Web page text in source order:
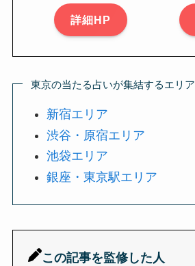
詳細HP
東京の当たる占いが集結するエリア
新宿エリア
渋谷・原宿エリア
池袋エリア
銀座・東京駅エリア
この記事を監修した人